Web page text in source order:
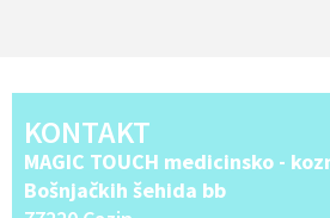
KONTAKT
MAGIC TOUCH medicinsko -
Bošnjačkih šehida bb